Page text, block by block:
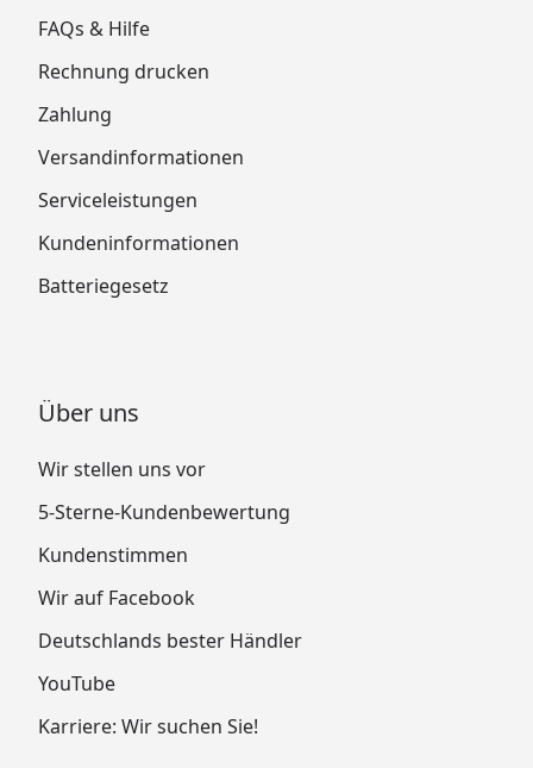
FAQs & Hilfe
Rechnung drucken
Zahlung
Versandinformationen
Serviceleistungen
Kundeninformationen
Batteriegesetz
Über uns
Wir stellen uns vor
5-Sterne-Kundenbewertung
Kundenstimmen
Wir auf Facebook
Deutschlands bester Händler
YouTube
Karriere: Wir suchen Sie!